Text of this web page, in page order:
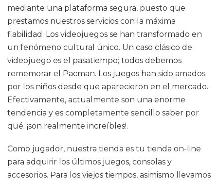
mediante una plataforma segura, puesto que
prestamos nuestros servicios con la máxima
fiabilidad. Los videojuegos se han transformado en
un fenómeno cultural único. Un caso clásico de
videojuego es el pasatiempo; todos debemos
rememorar el Pacman. Los juegos han sido amados
por los niños desde que aparecieron en el mercado.
Efectivamente, actualmente son una enorme
tendencia y es completamente sencillo saber por
qué: ¡son realmente increíbles!.
Como jugador, nuestra tienda es tu tienda on-line
para adquirir los últimos juegos, consolas y
accesorios. Para los viejos tiempos, asimismo llevamos